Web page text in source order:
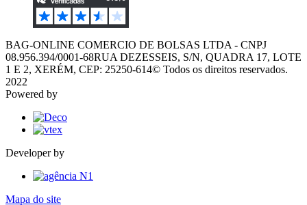
BAG-ONLINE COMERCIO DE BOLSAS LTDA - CNPJ
08.956.394/0001-68RUA DEZESSEIS, S/N, QUADRA 17, LOTE
1 E 2, XERÉM, CEP: 25250-614© Todos os direitos reservados.
2022
Powered by
Developer by
Mapa do site